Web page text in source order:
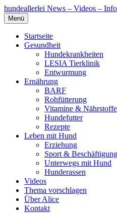
hundeallerlei News – Videos –
Menü
Startseite
Gesundheit
Hundekrankheiten
LESIA Tierklinik
Entwurmung
Ernährung
BARF
Rohfütterung
Vitamine & Nährstoffe
Hundefutter
Rezepte
Leben mit Hund
Erziehung
Sport & Beschäftigung
Unterwegs mit Hund
Hunderassen
Videos
Thema vorschlagen
Über Alice
Kontakt